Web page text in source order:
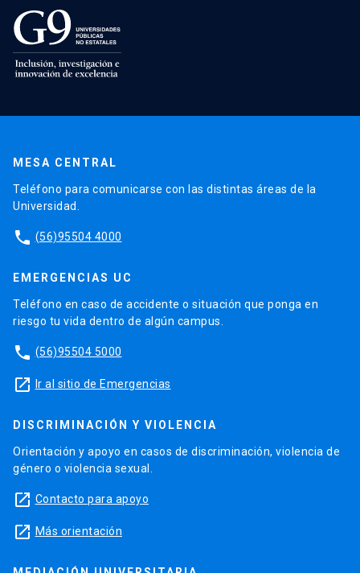
MESA CENTRAL
Teléfono para comunicarse con las distintas áreas de la
Universidad.
phone (56)95504 4000
EMERGENCIAS UC
Teléfono en caso de accidente o situación que ponga en
riesgo tu vida dentro de algún campus.
phone (56)95504 5000
launch Ir al sitio de Emergencias
DISCRIMINACIÓN Y VIOLENCIA
Orientación y apoyo en casos de discriminación, violencia de
género o violencia sexual.
launch Contacto para apoyo
launch Más orientación